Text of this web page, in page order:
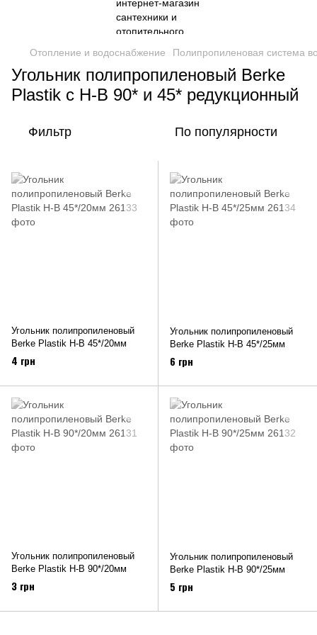
Отопление и водоснабжение Полипропиленовая система
Угольник полипропиленовый Berke
Plastik с Н-В 90* и 45* редукционный
Фильтр По популярности
Угольник полипропиленовый
Berke Plastik Н-В 45*/20мм
4 грн
Угольник полипропиленовый
Berke Plastik Н-В 45*/25мм
6 грн
Угольник полипропиленовый
Berke Plastik Н-В 90*/20мм
3 грн
Угольник полипропиленовый
Berke Plastik Н-В 90*/25мм
5 грн